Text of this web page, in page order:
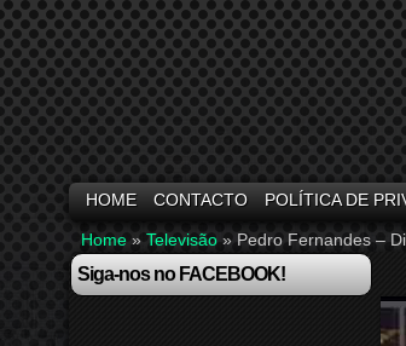
HOME CONTACTO POLÍTICA DE
Home » Televisão » Pedro Fernandes –
Siga-nos no FACEBOOK!